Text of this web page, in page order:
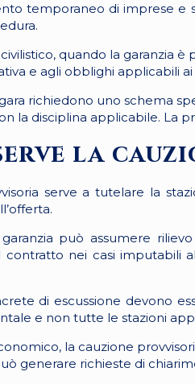
temporaneo di imprese e
quando la garanzia
e agli obblighi applicabili
richiedono uno schema
la disciplina applicabile. La
la
serve a tutelare la
può assumere
contratto nei casi imputabili
di escussione devono
e non tutte le stazioni
la cauzione
generare richieste di